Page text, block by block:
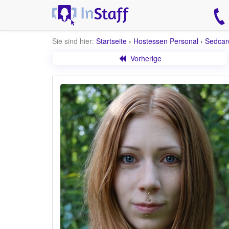
Sie sind hier: Startseite › Hostessen Personal ›
Vorherige